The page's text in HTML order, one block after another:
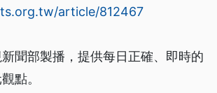
article/812467
聞部製播，提供每日正確、即時的
點。